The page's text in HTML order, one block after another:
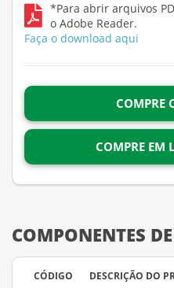
*Para abrir arquivos
o Adobe Reader.
Faça o download aqui
COMPRE
COMPRE EM
COMPONENTES
CÓDIGO DESCRIÇÃO DO